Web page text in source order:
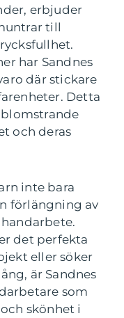
erbjuder
till
har Sandnes
där stickare
Detta
och deras
inte bara
förlängning av
det perfekta
eller söker
är Sandnes
som
skönhet i